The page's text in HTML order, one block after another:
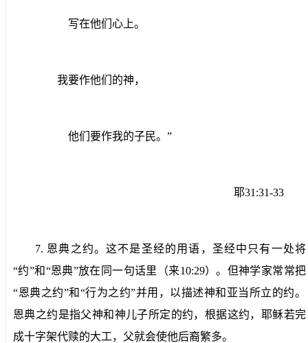
写在他们心上。
我要作他们的神，
他们要作我的子民。”
耶31:31-33
7. 恩典之约。这不是圣经的用语，圣经中只有一处将
“约”和“恩典”放在同一句话里（来10:29）。但神学家常常把
“恩典之约”和“行为之约”并用，以描述神和亚当所立的约。
恩典之约是指父神和神儿子所定的约，根据这约，耶稣若完
成十字架代赎的大工，父就会使他后裔繁多。